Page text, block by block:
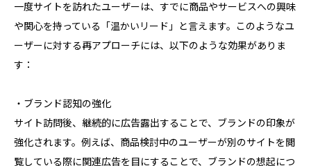
一度サイトを訪れたユーザーは、すでに商品やサービスへの興味
や関心を持っている「温かいリード」と言えます。このようなユ
ーザーに対する再アプローチには、以下のような効果がありま
す：
・ブランド認知の強化
サイト訪問後、継続的に広告露出することで、ブランドの印象が
強化されます。例えば、商品検討中のユーザーが別のサイトを閲
覧している際に関連広告を目にすることで、ブランドの想起につ